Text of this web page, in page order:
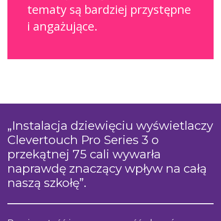
tematy są bardziej przystępne
i angażujące.
„Instalacja dziewięciu wyświetlaczy
Clevertouch Pro Series 3 o
przekątnej 75 cali wywarła
naprawdę znaczący wpływ na całą
naszą szkołę”.